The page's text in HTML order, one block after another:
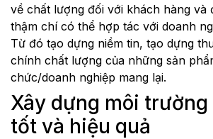
về chất lượng đối với khách hàng và
thậm chí có thể hợp tác với doanh
Từ đó tạo dựng niềm tin, tạo dựng
chính chất lượng của những sản
chức/doanh nghiệp mang lại.
Xây dựng môi
tốt và hiệu quả